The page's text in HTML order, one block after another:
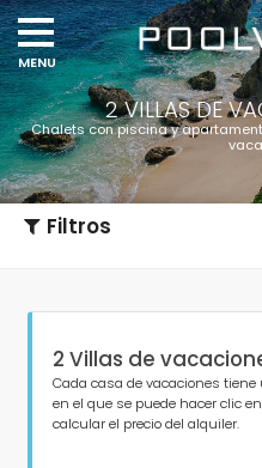
2 VILLAS DE
Chalets con piscina y
Filtros
2 Villas de
Cada casa de vacaciones
en el que se puede hacer clic
calcular el precio del alquiler.